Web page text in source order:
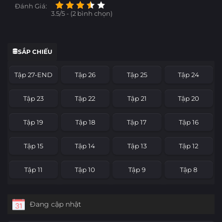
Đánh Giá:
3.5/5 - (2 bình chọn)
SẮP CHIẾU
Tập 27-END Tập 26 Tập 25 Tập 24
Tập 23 Tập 22 Tập 21 Tập 20
Tập 19 Tập 18 Tập 17 Tập 16
Tập 15 Tập 14 Tập 13 Tập 12
Tập 11 Tập 10 Tập 9 Tập 8
Đang cập nhật